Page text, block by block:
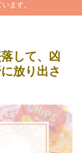
ます。
して、凶
放り出さ